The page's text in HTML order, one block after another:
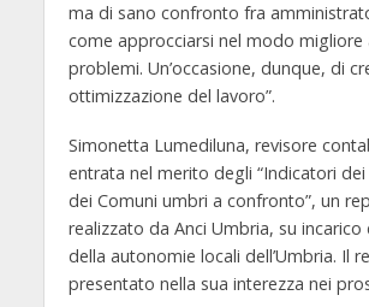
ma di sano confronto fra
come approcciarsi nel modo migliore
problemi. Un’occasione, dunque, di
ottimizzazione del lavoro”.
Simonetta Lumediluna, revisore
entrata nel merito degli “Indicatori
dei Comuni umbri a confronto”, un
realizzato da Anci Umbria, su incarico
della autonomie locali dell’Umbria. Il
presentato nella sua interezza nei